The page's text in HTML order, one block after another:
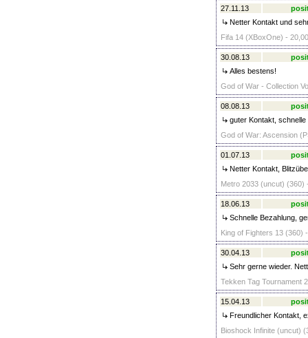
27.11.13
Netter Kontakt und
Fifa 14 (XBoxOne) -
30.08.13
Alles bestens!
God of War - Collection
08.08.13
guter Kontakt,
God of War: Ascension
01.07.13
Netter Kontakt,
Metro 2033 (uncut) (360)
18.06.13
Schnelle Bezahlung,
King of Fighters 13 (360)
30.04.13
Sehr gerne wieder.
Tekken Tag Tournament
15.04.13
Freundlicher Kontakt,
Bioshock Infinite (uncut)